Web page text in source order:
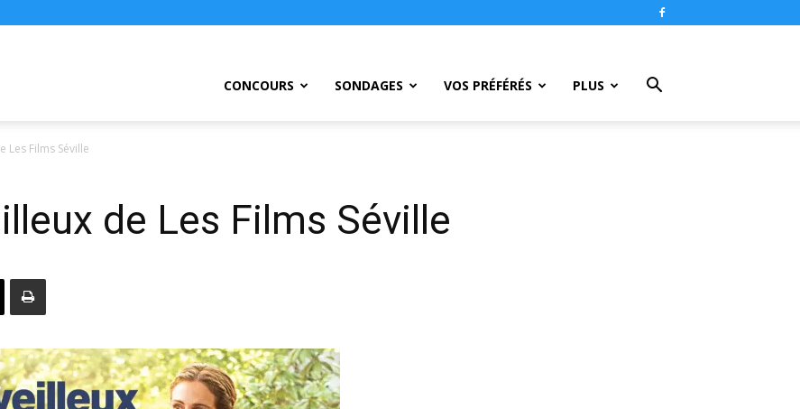
CONCOURS SONDAGES VOS PRÉFÉRÉS PLUS
Les Films Séville
de Les Films Séville